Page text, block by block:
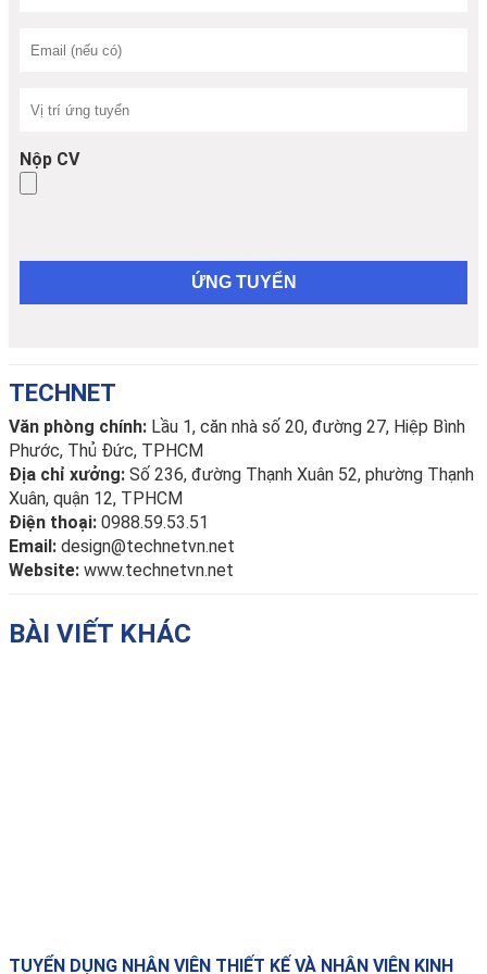
Nộp CV
TECHNET
Văn phòng chính: Lầu 1, căn nhà số 20, đường 27, Hiệp Bình
Phước, Thủ Đức, TPHCM
Địa chỉ xưởng: Số 236, đường Thạnh Xuân 52, phường Thạnh
Xuân, quận 12, TPHCM
Điện thoại: 0988.59.53.51
Email: design@technetvn.net
Website: www.technetvn.net
BÀI VIẾT KHÁC
TUYỂN DỤNG NHÂN VIÊN THIẾT KẾ VÀ NHÂN VIÊN KINH